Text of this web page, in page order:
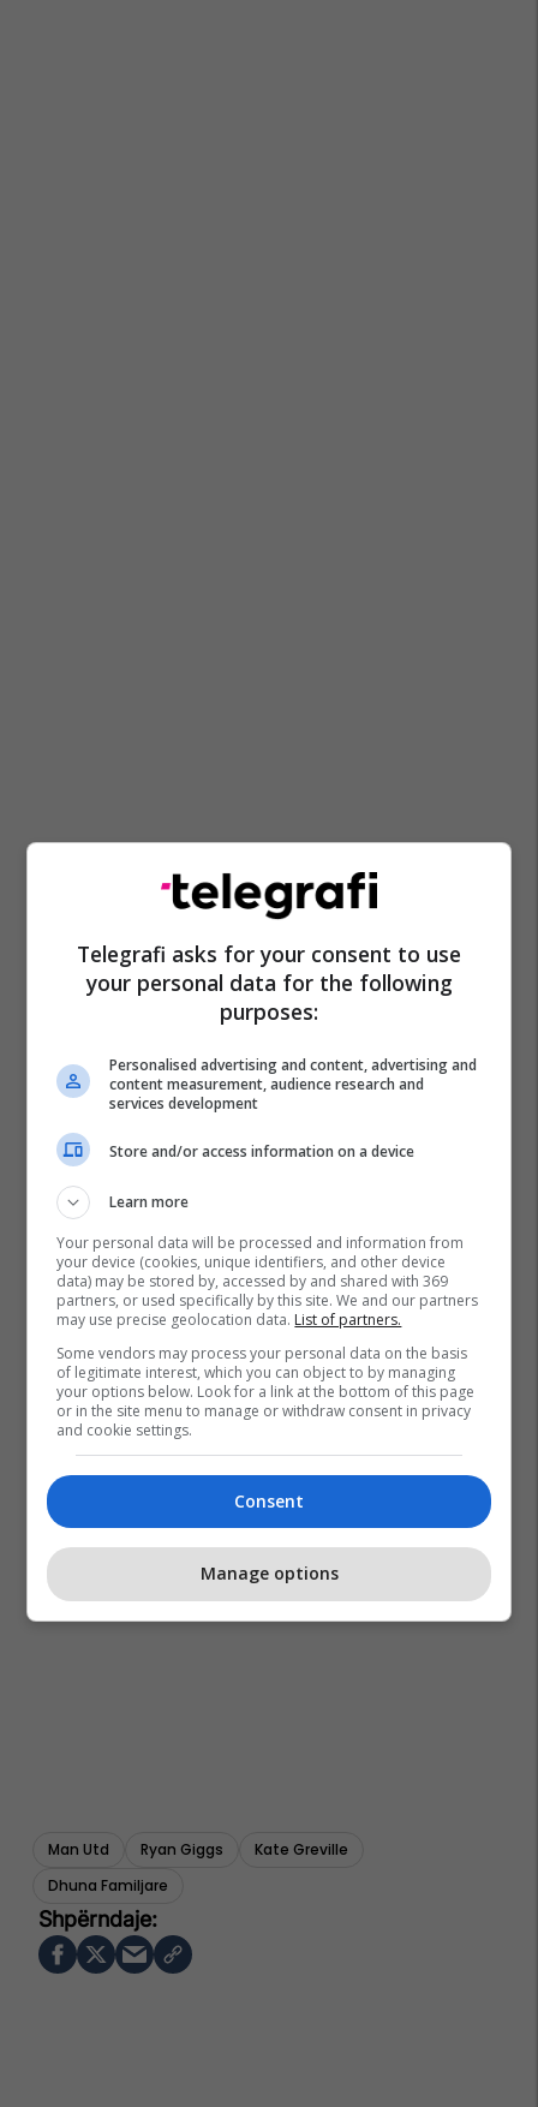
Man Utd Ryan Giggs
Kate Greville
Dhuna Familjare
Telegrafi asks for your consent to use
your personal data for the following
purposes:
Personalised advertising and content, advertising and
content measurement, audience research and
services development
Store and/or access information on a device
Learn more
Your personal data will be processed and information from
your device (cookies, unique identifiers, and other device
data) may be stored by, accessed by and shared with 369
partners, or used specifically by this site. We and our partners
may use precise geolocation data. List of partners.
Some vendors may process your personal data on the basis
of legitimate interest, which you can object to by managing
your options below. Look for a link at the bottom of this page
or in the site menu to manage or withdraw consent in privacy
and cookie settings.
Consent
Manage options